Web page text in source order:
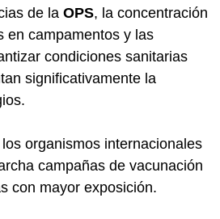
de la OPS, la concentración
en campamentos y las
condiciones sanitarias
significativamente la
organismos internacionales
campañas de vacunación
con mayor exposición.